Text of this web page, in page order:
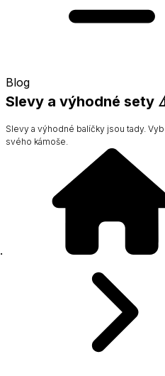
Blog
Slevy a výhodné sety
Slevy a výhodné balíčky jsou tady.
svého kámoše.